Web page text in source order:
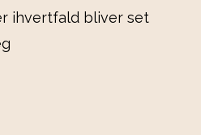
ihvertfald bliver set